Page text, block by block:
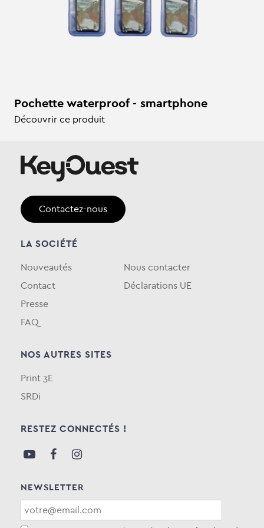
Pochette waterproof - smartphone
Découvrir ce produit
Contactez-nous
LA SOCIÉTÉ
Nouveautés
Contact
Presse
FAQ
Nous contacter
Déclarations UE
NOS AUTRES SITES
Print 3E
SRDi
RESTEZ CONNECTÉS !
NEWSLETTER